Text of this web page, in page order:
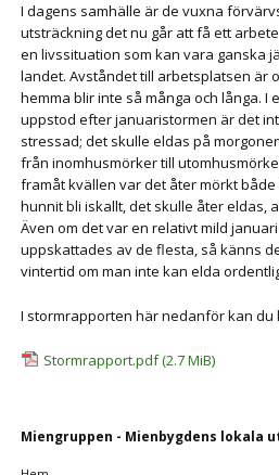
I dagens samhälle är de vuxna
utsträckning det nu går att få ett
en livssituation som kan vara ganska
landet. Avståndet till arbetsplatsen är
hemma blir inte så många och långa. I
uppstod efter januaristormen är det
stressad; det skulle eldas på
från inomhusmörker till
framåt kvällen var det åter mörkt
hunnit bli iskallt, det skulle åter eldas,
Även om det var en relativt mild
uppskattades av de flesta, så känns
vintertid om man inte kan elda
I stormrapporten här nedanför kan du
Stormrapport.pdf(2.7 MiB)
Skip
Miengruppen - Mienbygdens lokala